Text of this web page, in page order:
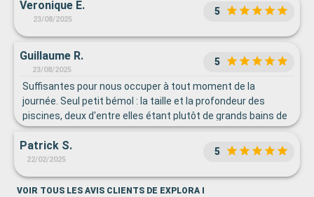
Veronique E.
23/08/2025
5
Guillaume R.
23/08/2025
5
Suffisantes pour nous occuper à tout moment de la
journée. Seul petit bémol : la taille et la profondeur des
piscines, deux d'entre elles étant plutôt de grands bains de
pieds. C'est vraiment tout ce que l'on peut dire de mal.
Patrick S.
22/02/2025
5
VOIR TOUS LES AVIS CLIENTS DE EXPLORA I